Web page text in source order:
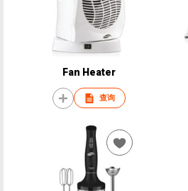
Fan Heater
查询